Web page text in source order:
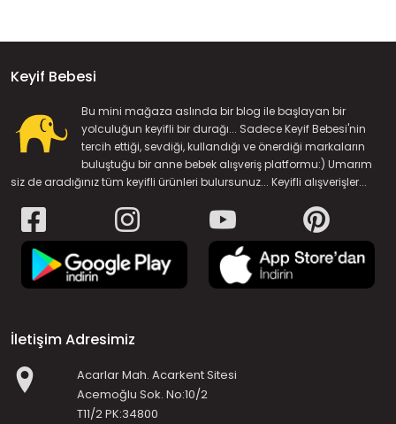
Keyif Bebesi
Bu mini mağaza aslında bir blog ile başlayan bir
yolculuğun keyifli bir durağı... Sadece Keyif Bebesi'nin
tercih ettiği, sevdiği, kullandığı ve önerdiği markaların
buluştuğu bir anne bebek alışveriş platformu:) Umarım
siz de aradığınız tüm keyifli ürünleri bulursunuz... Keyifli alışverişler...
İletişim Adresimiz
Acarlar Mah. Acarkent Sitesi
Acemoğlu Sok. No:10/2
T11/2 PK:34800